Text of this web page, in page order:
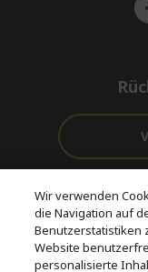
Kostenloser
Versand
© 2026 Acer Inc.
Wir verwenden
die Navigation auf
Benutzerstatistiken
Website
personalisierte